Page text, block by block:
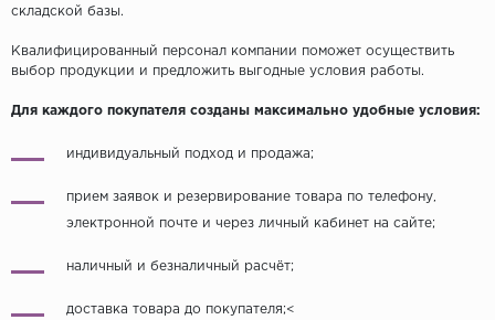
Decori Decori
Grandeco
Обои панно
Обои под покраску
Краска
складской базы.
Квалифицированный персонал компании поможет осуществить
выбор продукции и предложить выгодные условия работы.
Для каждого покупателя созданы максимально удобные условия:
индивидуальный подход и продажа;
прием заявок и резервирование товара по телефону,
электронной почте и через личный кабинет на сайте;
наличный и безналичный расчёт;
доставка товара до покупателя;<